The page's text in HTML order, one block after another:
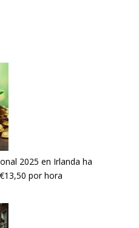
2025 en Irlanda ha
por hora